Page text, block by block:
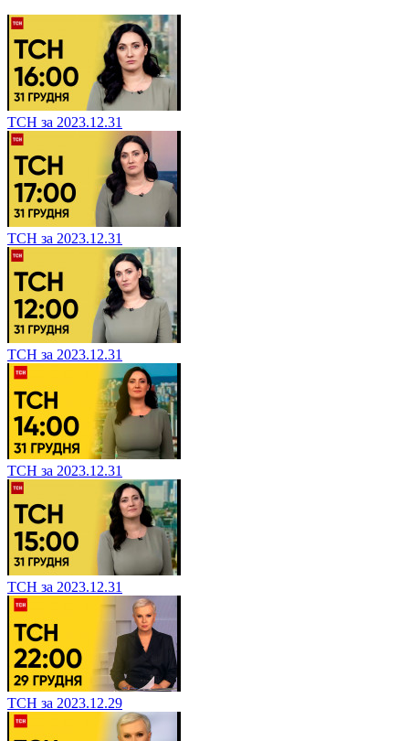
ТСН за 2023.12.31
ТСН за 2023.12.31
ТСН за 2023.12.31
ТСН за 2023.12.31
ТСН за 2023.12.31
ТСН за 2023.12.29